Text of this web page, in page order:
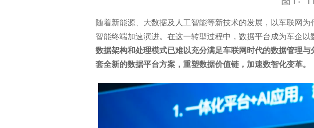
随着新能源、大数据及人工智能等新技术的发展，以车联网
智能终端加速演进。在这一转型过程中，数据平台成为车企
数据架构和处理模式已难以充分满足车联网时代的数据管理
套全新的数据平台方案，重塑数据价值链，加速数智化变革。